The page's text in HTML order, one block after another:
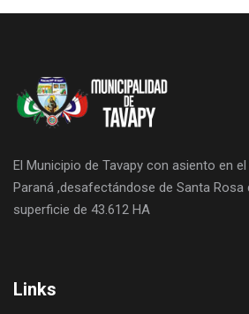
El Municipio de Tavapy con asiento en
Paraná ,desafectándose de Santa Rosa
superficie de 43.612 HA
Links